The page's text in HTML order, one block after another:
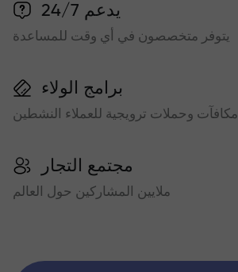
يدعم 24/7
يتوفر متخصصون في أي وقت للمساعدة
برامج الولاء
مكافآت وحملات ترويجية للعملاء النشطين
مجتمع التجار
ملايين المشاركين حول العالم